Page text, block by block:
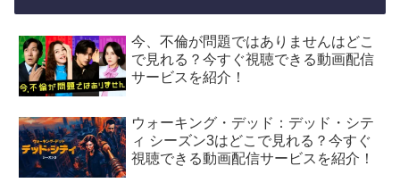
今、不倫が問題ではありませんはどこ
で見れる？今すぐ視聴できる動画配信
サービスを紹介！
ウォーキング・デッド：デッド・シテ
ィ シーズン3はどこで見れる？今すぐ
視聴できる動画配信サービスを紹介！